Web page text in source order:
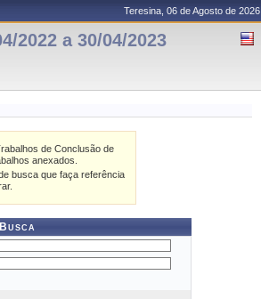
Teresina, 06 de Agosto de 2026
2022 a 30/04/2023
de Conclusão de
anexados.
busca que faça referência